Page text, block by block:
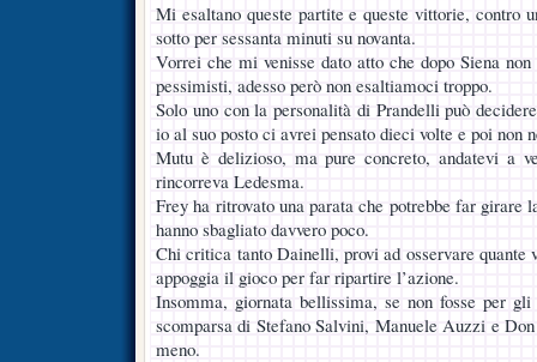
Mi esaltano queste partite e queste vittorie, contro
sotto per sessanta minuti su novanta.
Vorrei che mi venisse dato atto che dopo Siena
pessimisti, adesso però non esaltiamoci troppo.
Solo uno con la personalità di Prandelli può
io al suo posto ci avrei pensato dieci volte e poi non
Mutu è delizioso, ma pure concreto, andatevi a
rincorreva Ledesma.
Frey ha ritrovato una parata che potrebbe far girare
hanno sbagliato davvero poco.
Chi critica tanto Dainelli, provi ad osservare quante
appoggia il gioco per far ripartire l’azione.
Insomma, giornata bellissima, se non fosse per
scomparsa di Stefano Salvini, Manuele Auzzi e
meno.